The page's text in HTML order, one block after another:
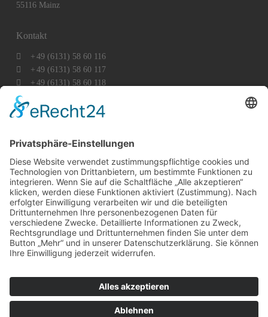
55116 Mainz
Kontakt
+ 49 (6131) 58 60 116
+ 49 (6131) 58 60 117
+ 49 (6131) 58 60 118